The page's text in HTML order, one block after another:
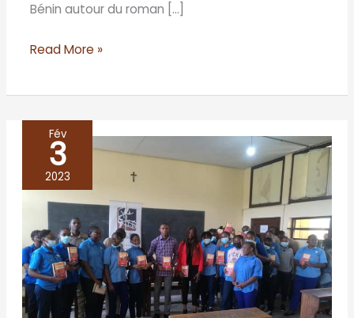
Bénin autour du roman […]
Read More »
Fév
3
2023
Café
littéraire
lycée
catholique
Anne
Marie
Javouhey/